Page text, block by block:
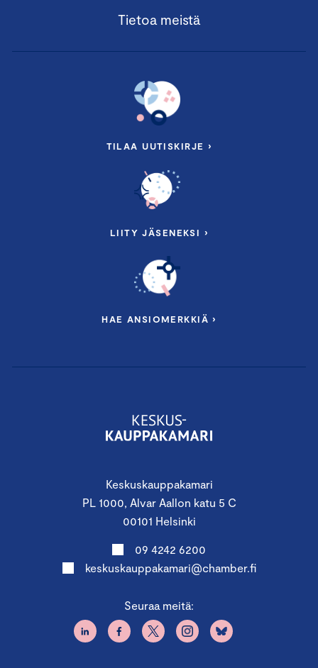
Keskuskauppakamari
PL 1000, Alvar Aallon katu 5 C
00101 Helsinki
09 4242 6200
keskuskauppakamari@chamber.fi
Seuraa meitä:
Tietoa meistä
TILAA UUTISKIRJE ›
LIITY JÄSENEKSI ›
HAE ANSIOMERKKIÄ ›